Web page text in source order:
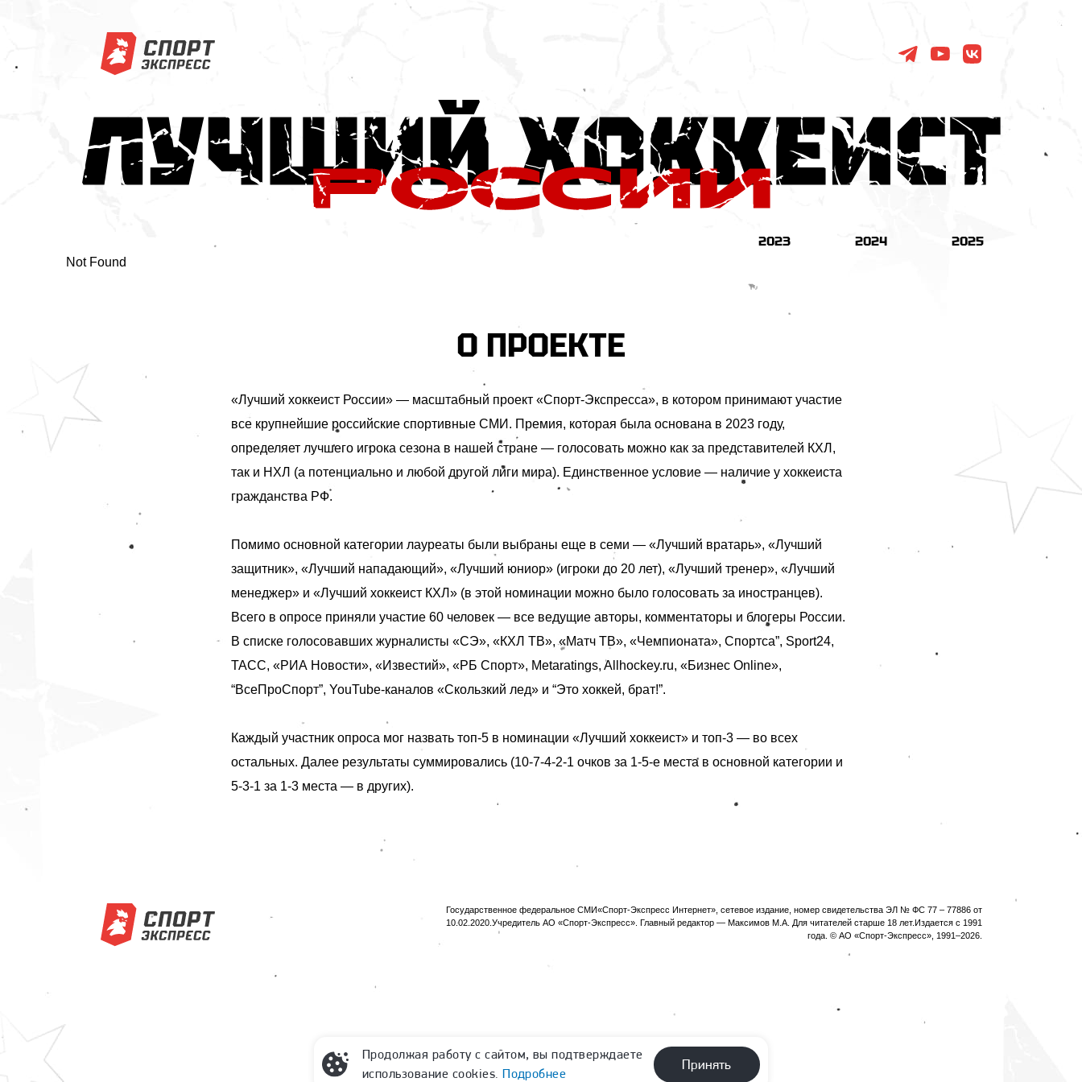
2023 2024 2025
Not Found
О ПРОЕКТЕ
«Лучший хоккеист России» — масштабный проект «Спорт-Экспресса», в котором принимают участие
все крупнейшие российские спортивные СМИ. Премия, которая была основана в 2023 году,
определяет лучшего игрока сезона в нашей стране — голосовать можно как за представителей КХЛ,
так и НХЛ (а потенциально и любой другой лиги мира). Единственное условие — наличие у хоккеиста
гражданства РФ.
Помимо основной категории лауреаты были выбраны еще в семи — «Лучший вратарь», «Лучший
защитник», «Лучший нападающий», «Лучший юниор» (игроки до 20 лет), «Лучший тренер», «Лучший
менеджер» и «Лучший хоккеист КХЛ» (в этой номинации можно было голосовать за иностранцев).
Всего в опросе приняли участие 60 человек — все ведущие авторы, комментаторы и блогеры России.
В списке голосовавших журналисты «СЭ», «КХЛ ТВ», «Матч ТВ», «Чемпионата», Cпортса”, Sport24,
ТАСС, «РИА Новости», «Известий», «РБ Спорт», Metaratings, Allhockey.ru, «Бизнес Online»,
“ВсеПроСпорт”, YouTube-каналов «Скользкий лед» и “Это хоккей, брат!”.
Каждый участник опроса мог назвать топ-5 в номинации «Лучший хоккеист» и топ-3 — во всех
остальных. Далее результаты суммировались (10-7-4-2-1 очков за 1-5-е места в основной категории и
5-3-1 за 1-3 места — в других).
Государственное федеральное СМИ«Спорт-Экспресс Интернет», сетевое издание, номер свидетельства ЭЛ № ФС 77 – 77886 от
10.02.2020.Учредитель АО «Спорт-Экспресс». Главный редактор — Максимов М.А. Для читателей старше 18 лет.Издается с 1991
года. © АО «Спорт-Экспресс», 1991–2026.
Продолжая работу с сайтом, вы подтверждаете
использование cookies.Подробнее
Принять